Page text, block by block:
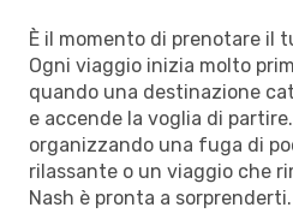
È il momento di prenotare il
Ogni viaggio inizia molto
quando una destinazione
e accende la voglia di
organizzando una fuga di
rilassante o un viaggio che
Nash è pronta a sorprenderti.